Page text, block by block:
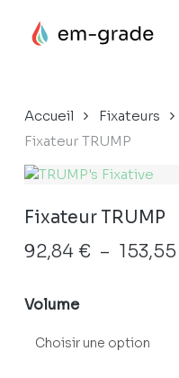
Panier
Accueil Fixateurs
Fixateur TRUMP
Fixateur TRUMP
92,84 € – 153,55
Volume